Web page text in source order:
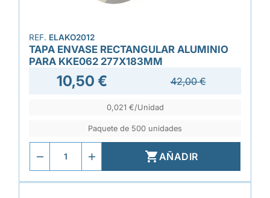
REF. ELAKO2012
TAPA ENVASE RECTANGULAR ALUMINIO
PARA KKE062 277X183MM
10,50 € 42,00 €
0,021 €/Unidad
Paquete de 500 unidades
AÑADIR